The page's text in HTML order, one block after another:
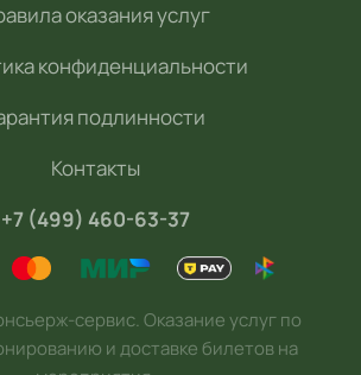
оказания услуг
конфиденциальности
подлинности
Контакты
+7 (499) 460-63-37
сервис. Оказание услуг по
и доставке билетов на